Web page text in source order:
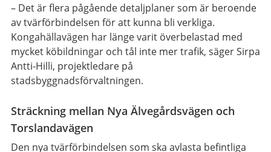
– Det är flera pågående detaljplaner som är beroende
av tvärförbindelsen för att kunna bli verkliga.
Kongahällavägen har länge varit överbelastad med
mycket köbildningar och tål inte mer trafik, säger Sirpa
Antti-Hilli, projektledare på
stadsbyggnadsförvaltningen.
Sträckning mellan Nya Älvegårdsvägen och
Torslandavägen
Den nya tvärförbindelsen som ska avlasta befintliga